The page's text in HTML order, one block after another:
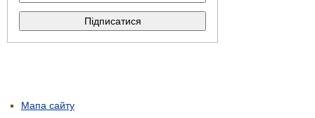
Мапа сайту